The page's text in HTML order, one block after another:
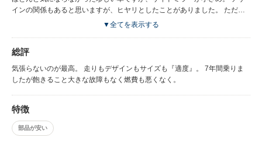
インの関係もあると思いますが、ヒヤリとしたことがありました。 ただこ
の点は「ミラー小さいぞー」と認識して走れば（目視優先）、さほど問題に
可能性が。
▼全てを表示する
総評
気張らないのが最高。 走りもデザインもサイズも『適度』。 7年間乗りま
したが飽きること大きな故障もなく燃費も悪くなく。
特徴
部品が安い